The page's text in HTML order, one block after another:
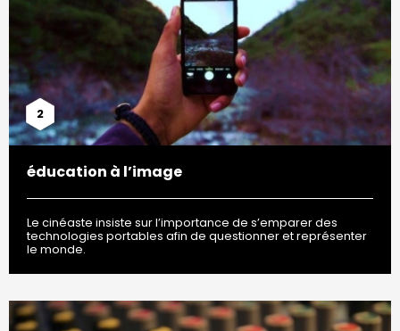
2
éducation à l’image
Le cinéaste insiste sur l’importance de s’emparer des
technologies portables afin de questionner et représenter
le monde.